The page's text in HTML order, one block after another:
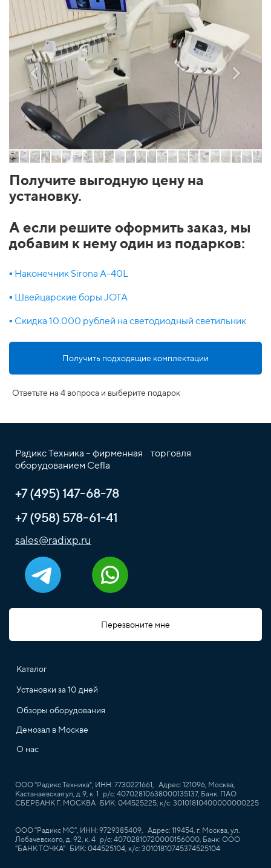
Получите выгодную цену на
установку.
А если решите оформить заказ, мы
добавим к нему один из подарков:
▪️ Наконечник Sirona A-40L
▪️ Швейцарские боры JOTA
▪️ Скидка 10.000 рублей на светодиодный светильник
Получить подходящие комплектации
Ответьте на 4 вопроса и выберите подарок
Радикс Техника – фирменная торговля
оборудованием Cefla
+7 (495) 147-68-78
+7 (958) 578-61-41
sales@radixp.ru
Перезвоните мне
Каталог
Установки за 10 дней
Обзоры оборудования
Демозал в Москве
О нас
ООО "Радикс Техника", ИНН: 7730221661, Адрес: 121096, Москва,
Кастанаевская ул, д.9, к. 1 р/с: 40702810638000135137, Банк: ПАО
СБЕРБАНК Г. МОСКВА БИК: 044525225, к/с: 30101810400000000225
ООО "Радикс МС", ИНН: 9729385409, Адрес: 119454, г. Москва, ул.
Лобачевского, д. 92, к. 4 р/с: 40702810720000156000, Банк: ООО
"БАНК ТОЧКА" БИК: 044525104, к/с: 30101810745374525104